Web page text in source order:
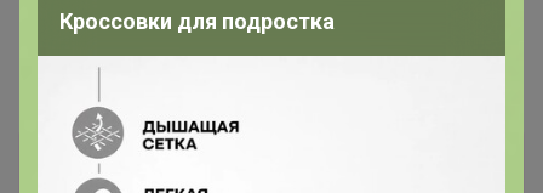
Закупка
Кроссовки для подростка